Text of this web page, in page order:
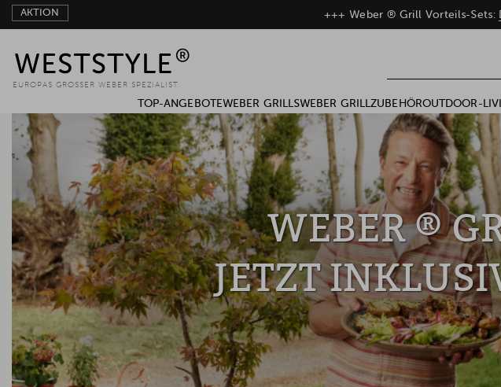
AKTION +++ Weber ® Grill Vorteils-Sets:
EUROPAS GROSSER WEBER SPEZIALIST
TOP-ANGEBOTEWEBER GRILLSWEBER GRILLZUBEHÖROUTDOOR-
WEBER ®
JETZT